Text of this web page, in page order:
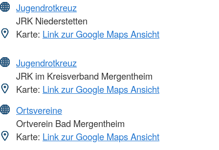
Jugendrotkreuz
JRK Niederstetten
Karte: Link zur Google Maps Ansicht
Jugendrotkreuz
JRK im Kreisverband Mergentheim
Karte: Link zur Google Maps Ansicht
Ortsvereine
Ortverein Bad Mergentheim
Karte: Link zur Google Maps Ansicht